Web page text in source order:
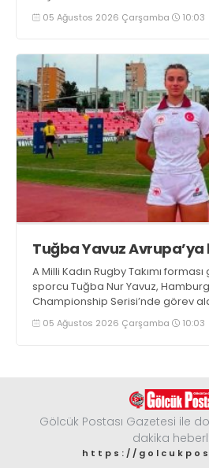
moral ziyareti gerçekleştirildi
05 Ağustos 2026 Çarşamba 10:03
Tuğba Yavuz Avrupa’ya
A Milli Kadın Rugby Takımı
sporcu Tuğba Nur Yavuz,
Championship Serisi’nde görev
çıkma eşiğini geride bıraktı
05 Ağustos 2026 Çarşamba 10:03
Gölcük Postası Gazetesi ile
dakika
https://